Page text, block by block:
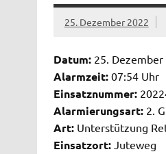
25. Dezember 2022
Datum:25. Dezember
Alarmzeit:07:54 Uhr
Einsatznummer:
Alarmierungsart:2.
Art:Unterstützung
Einsatzort:Juteweg